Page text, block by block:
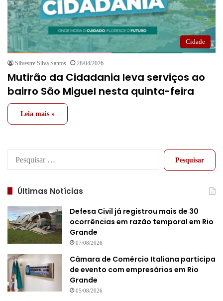
Cidade
Silvestre Silva Santos 28/04/2026
Mutirão da Cidadania leva serviços ao
bairro São Miguel nesta quinta-feira
Leia mais »
Pesquisar
Últimas Notícias
Defesa Civil já registrou mais de 30
ocorrências em razão temporal em Rio
Grande
07/08/2026
Câmara de Comércio Italiana participa
de evento com empresários em Rio
Grande
05/08/2026